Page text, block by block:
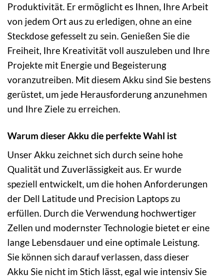
Produktivität. Er ermöglicht es Ihnen, Ihre Arbeit
von jedem Ort aus zu erledigen, ohne an eine
Steckdose gefesselt zu sein. Genießen Sie die
Freiheit, Ihre Kreativität voll auszuleben und Ihre
Projekte mit Energie und Begeisterung
voranzutreiben. Mit diesem Akku sind Sie bestens
gerüstet, um jede Herausforderung anzunehmen
und Ihre Ziele zu erreichen.
Warum dieser Akku die perfekte Wahl ist
Unser Akku zeichnet sich durch seine hohe
Qualität und Zuverlässigkeit aus. Er wurde
speziell entwickelt, um die hohen Anforderungen
der Dell Latitude und Precision Laptops zu
erfüllen. Durch die Verwendung hochwertiger
Zellen und modernster Technologie bietet er eine
lange Lebensdauer und eine optimale Leistung.
Sie können sich darauf verlassen, dass dieser
Akku Sie nicht im Stich lässt, egal wie intensiv Sie